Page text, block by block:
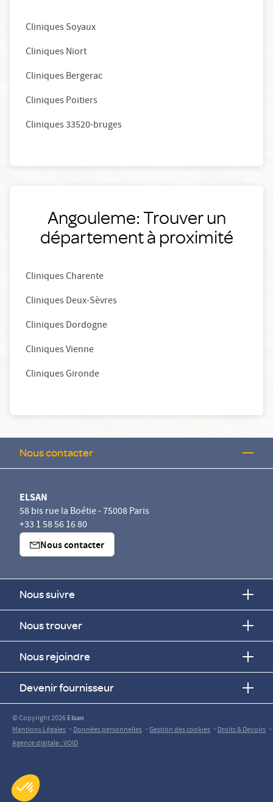
Cliniques Soyaux
Cliniques Niort
Cliniques Bergerac
Cliniques Poitiers
Cliniques 33520-bruges
Angouleme: Trouver un
département à proximité
Cliniques Charente
Cliniques Deux-Sèvres
Cliniques Dordogne
Cliniques Vienne
Cliniques Gironde
Nous contacter
ELSAN
58 bis rue la Boétie - 75008 Paris
+33 1 58 56 16 80
Nous contacter
Nous suivre
Nous trouver
Nous rejoindre
Devenir fournisseur
© Copyright 2026Elsan
Mentions Légales -Données personnelles -Gestion des cookies -Droits & Devoirs -
Agence digitale : VOID